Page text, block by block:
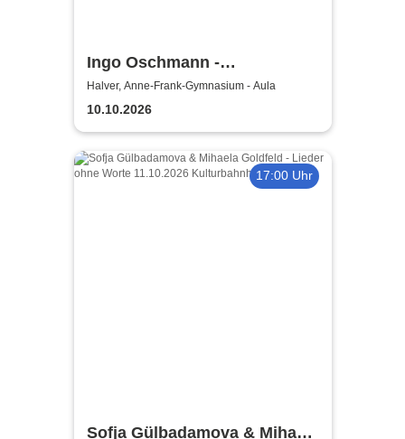
Ingo Oschmann -
Kinderprogramm / Schnick
Schnacks wandernder
Zauberhut
Halver, Anne-Frank-Gymnasium - Aula
10.10.2026
17:00 Uhr
Sofja Gülbadamova & Mihaela